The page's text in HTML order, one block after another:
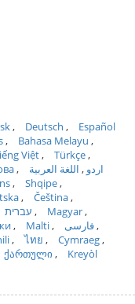
Deutsch
Español
Bahasa Melayu
Việt
Türkçe
اردو
اللغة العربية
Shqipe
Čeština
עברית
Magyar
Malti
فارسی
ไทย
Cymraeg
ქართული
Kreyòl